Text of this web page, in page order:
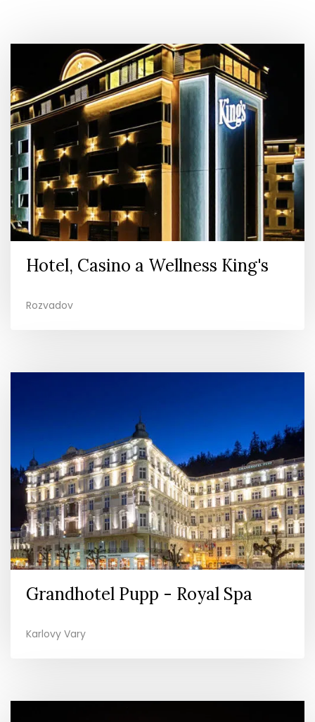
Hotel, Casino a Wellness King's
Rozvadov
Grandhotel Pupp - Royal Spa
Karlovy Vary